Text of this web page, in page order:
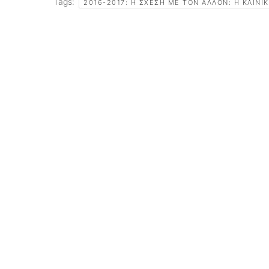
2016-2017: Η ΣΧΈΣΗ ΜΕ ΤΟΝ ΆΛΛΟΝ: Η